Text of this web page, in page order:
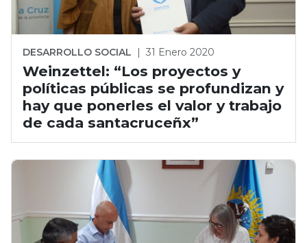
DESARROLLO SOCIAL | 31 Enero 2020
Weinzettel: “Los proyectos y
políticas públicas se profundizan y
hay que ponerles el valor y trabajo
de cada santacruceñx”